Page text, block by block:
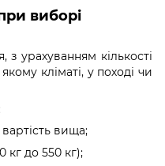
виборі
з урахуванням кількості
кліматі, у поході чи
вища;
кг до 550 кг);